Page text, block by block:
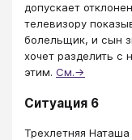
допускает
телевизору
болельщик, и сын
хочет разделить с
этим. См.→
Ситуация 6
Трехлетняя